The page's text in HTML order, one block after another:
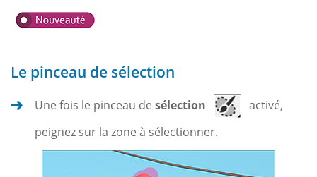
Le pinceau de sélection
Une fois le pinceau de sélection
activé,
peignez sur la zone à sélectionner.